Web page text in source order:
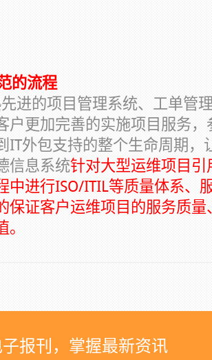
的流程
的项目管理系统、工单管理
户更加完善的实施项目服务
IT外包支持的整个生命周期，
信息系统针对大型运维项目
中进行ISO/ITIL等质量体系、
保证客户运维项目的服务质
报刊，掌握最新资讯